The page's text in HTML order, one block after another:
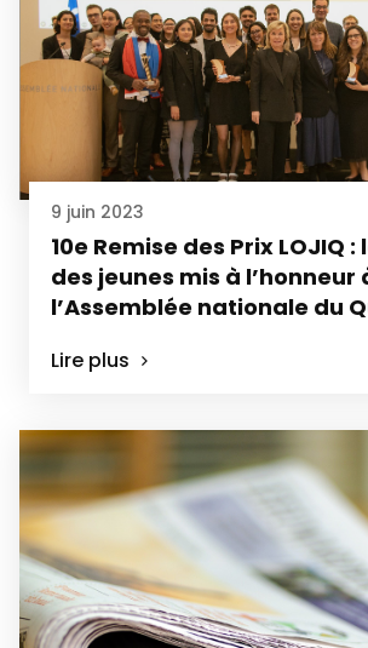
9 juin 2023
10e Remise des Prix LOJIQ
des jeunes mis à l’honneur
l’Assemblée nationale du
Lire plus